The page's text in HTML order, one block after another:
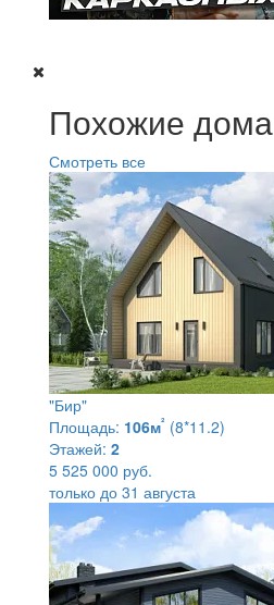
Похожие дома
Смотреть все
"Бир"
Площадь: 106м² (8*11.2)
Этажей: 2
5 525 000 руб.
только до 31 августа